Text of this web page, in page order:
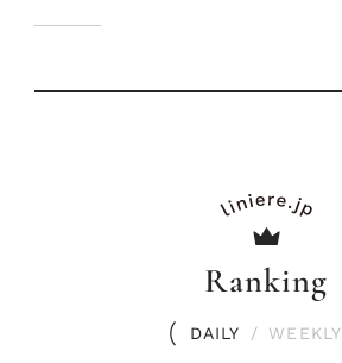
Ranking
DAILY / WEEKLY